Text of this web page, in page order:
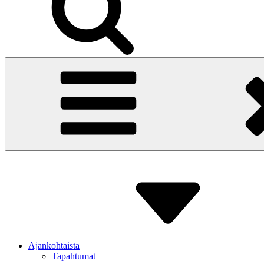
Ajankohtaista
Tapahtumat